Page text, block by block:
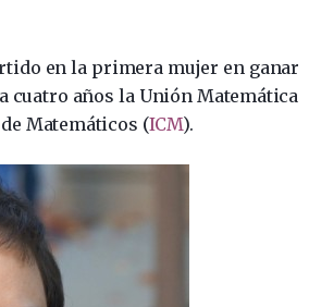
en la primera mujer en ganar
cuatro años la Unión Matemática
Matemáticos (ICM).